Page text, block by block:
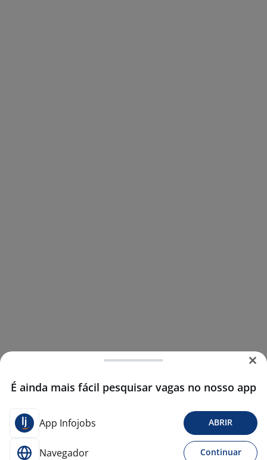
É ainda mais fácil pesquisar vagas no nosso app
App Infojobs ABRIR
Navegador Continuar